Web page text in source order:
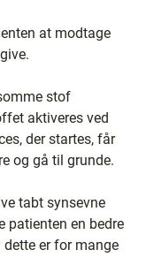
at modtage
stof
aktiveres ved
der startes, får
og gå til grunde.
tabt synsevne
patienten en bedre
er for mange